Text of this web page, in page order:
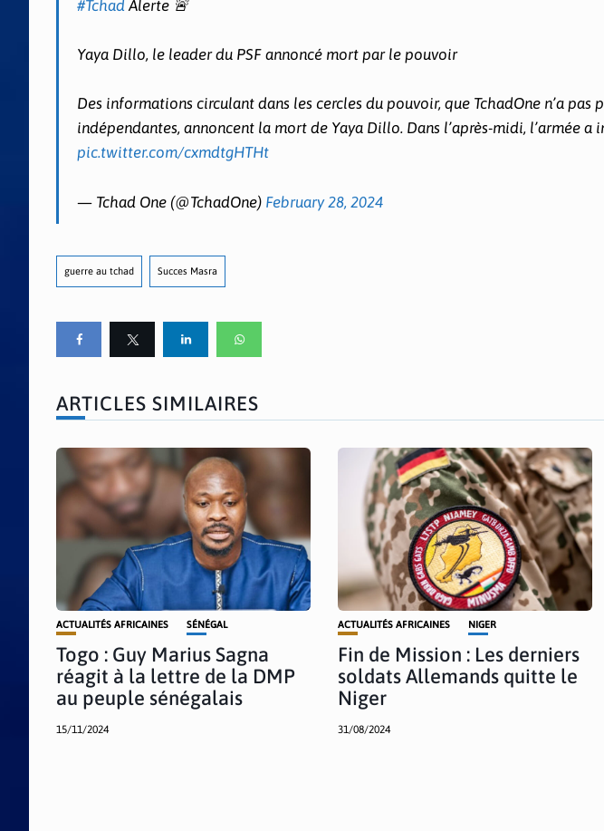
#TchadAlerte 🚨
Yaya Dillo, le leader du PSF annoncé mort par le pouvoir
Des informations circulant dans les cercles du pouvoir, que TchadOne n’a pas
indépendantes, annoncent la mort de Yaya Dillo. Dans l’après-midi, l’armée a
pic.twitter.com/cxmdtgHTHt
— Tchad One (@TchadOne) February 28, 2024
guerre au tchad Succes Masra
ARTICLES SIMILAIRES
ACTUALITÉS AFRICAINES SÉNÉGAL
Togo : Guy Marius Sagna
réagit à la lettre de la DMP
au peuple sénégalais
15/11/2024
ACTUALITÉS AFRICAINES NIGER
Fin de Mission : Les derniers
soldats Allemands quitte le
Niger
31/08/2024